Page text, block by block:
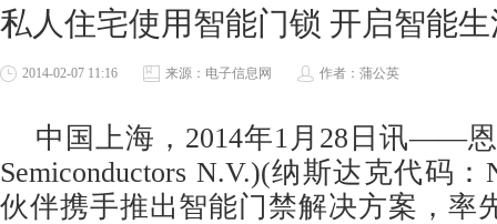
私人住宅使用智能门锁 开启智能
2014-02-07 11:16 来源：电子信息网 作者：蒲公英
中国上海，2014年1月28日讯——
Semiconductors N.V.)(纳斯达克代码
伙伴携手推出智能门禁解决方案，率